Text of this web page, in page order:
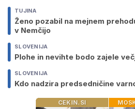
TUJINA
Ženo pozabil na mejnem
v Nemčijo
SLOVENIJA
Plohe in nevihte bodo zajele
SLOVENIJA
Kdo nadzira predsedničine
CEKIN.SI